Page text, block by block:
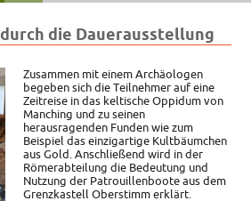
die Dauerausstellung
Zusammen mit einem Archäologen
begeben sich die Teilnehmer auf eine
Zeitreise in das keltische Oppidum von
Manching und zu seinen
herausragenden Funden wie zum
Beispiel das einzigartige Kultbäumchen
aus Gold. Anschließend wird in der
Römerabteilung die Bedeutung und
Nutzung der Patrouillenboote aus dem
Grenzkastell Oberstimm erklärt.